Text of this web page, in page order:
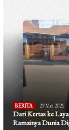
BERITA 29 Mei 2026
Dari Kertas ke
Ramainya Dunia